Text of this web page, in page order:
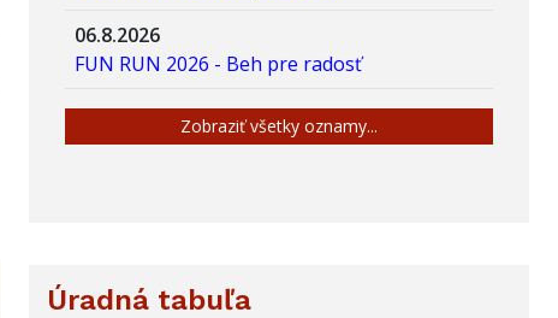
06.8.2026
FUN RUN 2026 - Beh pre radosť
Zobraziť všetky oznamy...
Úradná tabuľa